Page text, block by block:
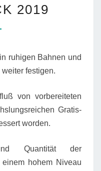
2019
ruhigen Bahnen und
festigen.
von vorbereiteten
Gratis-
worden.
Quantität der
hohem Niveau